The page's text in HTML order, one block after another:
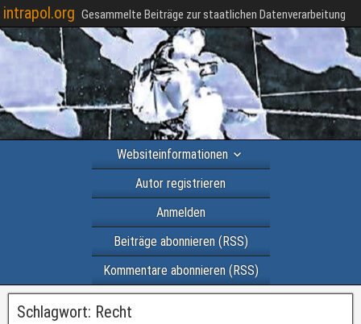
intrapol.org Gesammelte Beiträge zur staatlichen Datenverarbeitung
Websiteinformationen
Autor registrieren
Anmelden
Beiträge abonnieren (RSS)
Kommentare abonnieren (RSS)
Schlagwort: Recht